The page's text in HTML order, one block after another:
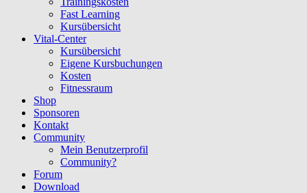
Fast Learning
Kursübersicht
Vital-Center
Kursübersicht
Eigene Kursbuchungen
Kosten
Fitnessraum
Shop
Sponsoren
Kontakt
Community
Mein Benutzerprofil
Community?
Forum
Download